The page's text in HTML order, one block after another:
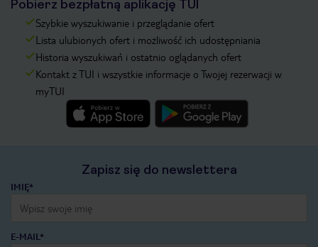
Pobierz bezpłatną aplikację TUI
Szybkie wyszukiwanie i przeglądanie ofert
Lista ulubionych ofert i możliwość ich udostępniania
Historia wyszukiwań i ostatnio oglądanych ofert
Kontakt z TUI i wszystkie informacje o Twojej rezerwacji w
myTUI
Zapisz się do newslettera
IMIĘ*
E-MAIL*